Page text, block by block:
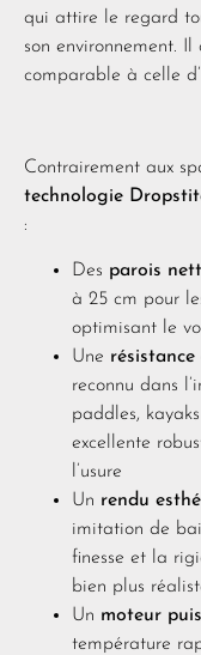
qui attire le regard
son environnement. Il
comparable à celle
Contrairement aux
technologie
:
Des parois
à 25 cm pour
optimisant le
Une résistance
reconnu dans
paddles,
excellente
l’usure
Un rendu
imitation de
finesse et la
bien plus
Un moteur
température